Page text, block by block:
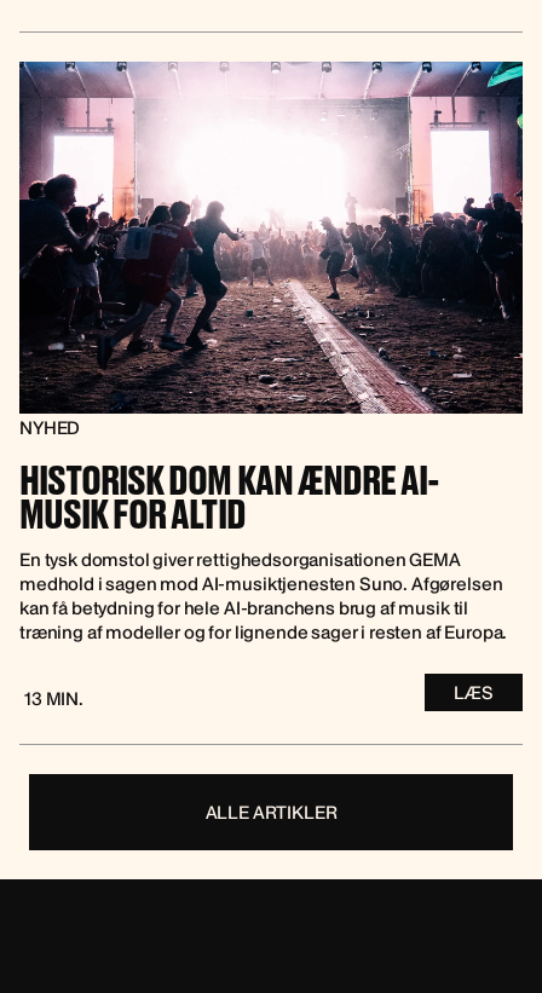
NYHED
HISTORISK DOM KAN ÆNDRE AI-
MUSIK FOR ALTID
En tysk domstol giver rettighedsorganisationen GEMA
medhold i sagen mod AI-musiktjenesten Suno. Afgørelsen
kan få betydning for hele AI-branchens brug af musik til
træning af modeller og for lignende sager i resten af Europa.
13 MIN. LÆS
ALLE ARTIKLER